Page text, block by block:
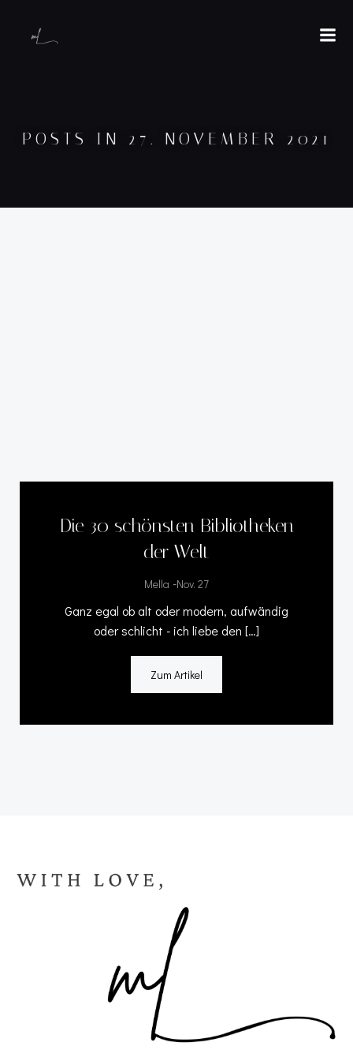
POSTS IN 27. NOVEMBER 2021
Die 30 schönsten Bibliotheken
der Welt
Mella -Nov. 27
Ganz egal ob alt oder modern, aufwändig
oder schlicht - ich liebe den […]
Zum Artikel